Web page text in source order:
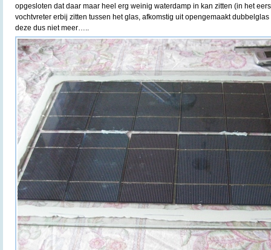
opgesloten dat daar maar heel erg weinig waterdamp in kan zitten (in het
vochtvreter erbij zitten tussen het glas, afkomstig uit opengemaakt
deze dus niet meer…..